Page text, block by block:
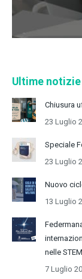
Ultime notizie
Chiusura
23 Luglio
Speciale
23 Luglio
Nuovo
13 Luglio
nelle STEM
7 Luglio